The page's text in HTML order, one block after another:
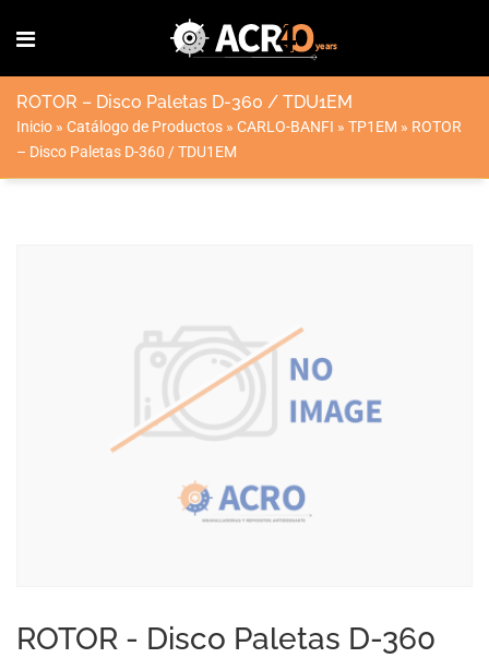
ROTOR – Disco Paletas D-360 / TDU1EM
Inicio » Catálogo de Productos » CARLO-BANFI » TP1EM » ROTOR
– Disco Paletas D-360 / TDU1EM
ROTOR - Disco Paletas D-360